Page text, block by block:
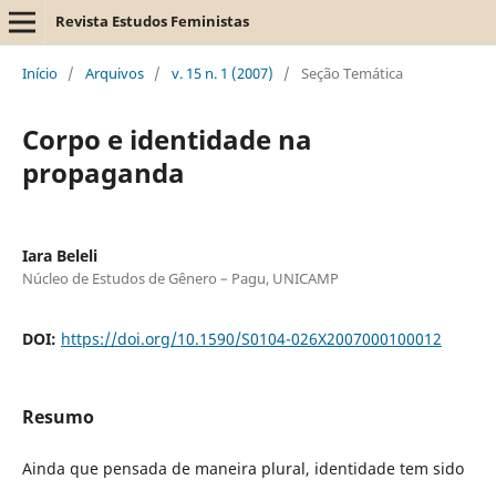
Revista Estudos Feministas
Início / Arquivos / v. 15 n. 1 (2007) / Seção Temática
Corpo e identidade na
propaganda
Iara Beleli
Núcleo de Estudos de Gênero – Pagu, UNICAMP
DOI: https://doi.org/10.1590/S0104-026X2007000100012
Resumo
Ainda que pensada de maneira plural, identidade tem sido